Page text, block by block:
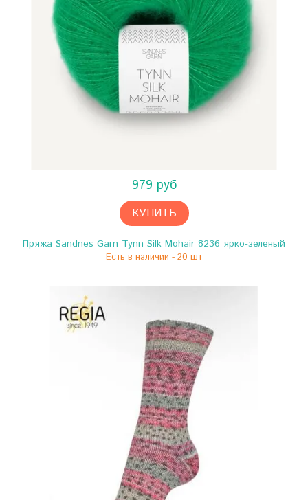
979 руб
КУПИТЬ
Пряжа Sandnes Garn Tynn Silk Mohair 8236 ярко-зеленый
Есть в наличии - 20 шт